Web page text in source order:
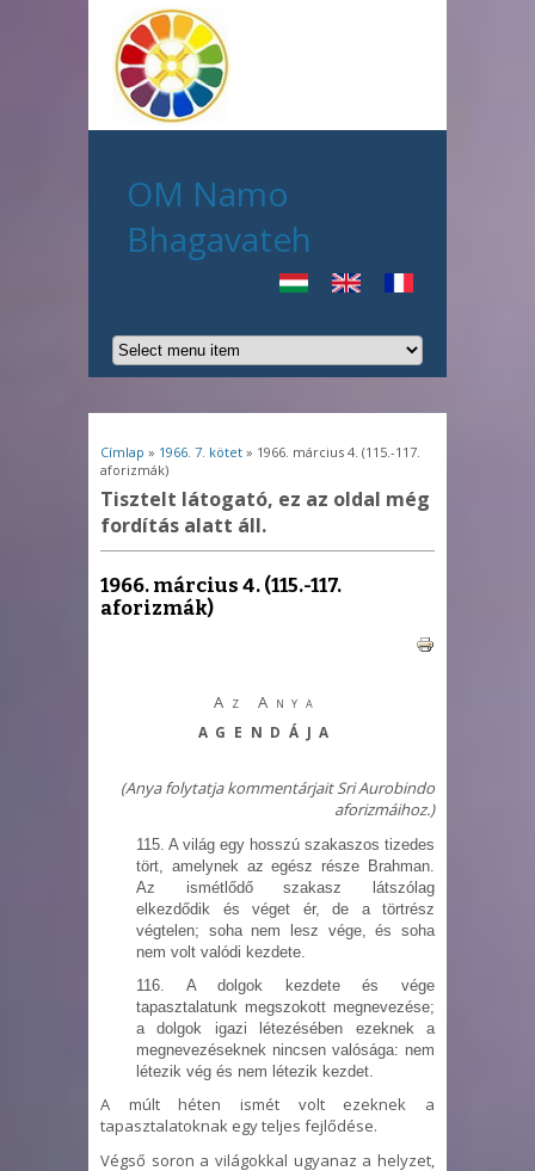
OM Namo
Bhagavateh
Jelenlegi hely
Címlap » 1966. 7. kötet » 1966. március 4. (115.-117.
aforizmák)
Tisztelt látogató, ez az oldal még
fordítás alatt áll.
1966. március 4. (115.-117.
aforizmák)
Az Anya
AGENDÁJA
(Anya folytatja kommentárjait Sri Aurobindo
aforizmáihoz.)
115. A világ egy hosszú szakaszos tizedes
tört, amelynek az egész része Brahman.
Az ismétlődő szakasz látszólag
elkezdődik és véget ér, de a törtrész
végtelen; soha nem lesz vége, és soha
nem volt valódi kezdete.
116. A dolgok kezdete és vége
tapasztalatunk megszokott megnevezése;
a dolgok igazi létezésében ezeknek a
megnevezéseknek nincsen valósága: nem
létezik vég és nem létezik kezdet.
A múlt héten ismét volt ezeknek a
tapasztalatoknak egy teljes fejlődése.
Végső soron a világokkal ugyanaz a helyzet,